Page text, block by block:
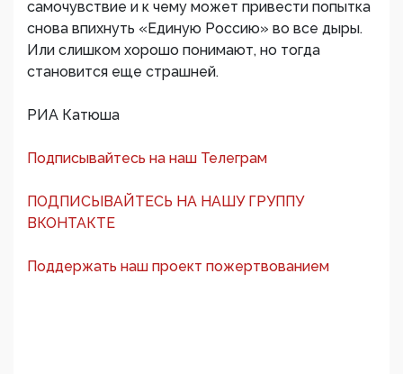
самочувствие и к чему может привести попытка
снова впихнуть «Единую Россию» во все дыры.
Или слишком хорошо понимают, но тогда
становится еще страшней.
РИА Катюша
Подписывайтесь на наш Телеграм
ПОДПИСЫВАЙТЕСЬ НА НАШУ ГРУППУ
ВКОНТАКТЕ
Поддержать наш проект пожертвованием